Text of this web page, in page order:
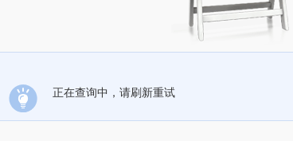
正在查询中，请刷新重试